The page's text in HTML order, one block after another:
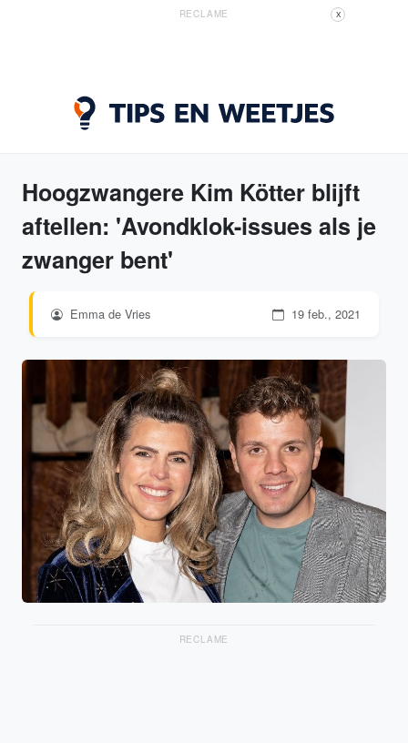
RECLAME X
Hoogzwangere Kim Kötter blijft
aftellen: 'Avondklok-issues als je
zwanger bent'
Emma de Vries 19 feb., 2021
RECLAME